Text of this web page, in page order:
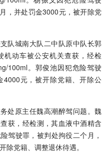
，并处罚金3000元，被开除党
队城南大队二中队原中队长郭
机动车被公安机关查获，经检
100ml。郭俊池因犯危险驾驶
元，被开除党籍、开除公
处原主任魏高潮醉驾问题。魏
获，经检测，其血液中酒精含
驾驶罪，被判处拘役二个月，
除党籍、调整退休待遇。